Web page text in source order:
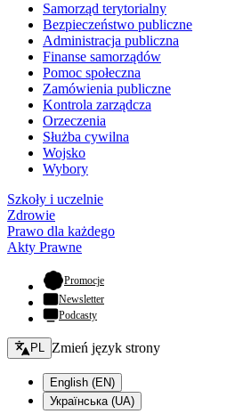
Samorząd terytorialny
Bezpieczeństwo publiczne
Administracja publiczna
Finanse samorządów
Pomoc społeczna
Zamówienia publiczne
Kontrola zarządcza
Orzeczenia
Służba cywilna
Wojsko
Wybory
Szkoły i uczelnie
Zdrowie
Prawo dla każdego
Akty Prawne
Promocje- otwiera się w nowej karcie
Newsletter
Podcasty
Zmień język - bieżący:
PL Zmień język strony
English (EN)
Українська (UA)